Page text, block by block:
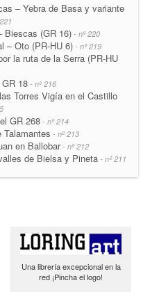
– Yebra de Basa y variante
Biescas (GR 16) - nº 220
– Oto (PR-HU 6) - nº 219
la ruta de la Serra (PR-HU
18 - nº 216
Torres Vigía en el Castillo
GR 268 - nº 214
Talamantes - nº 213
en Ballobar- nº 212
de Bielsa y Pineta - nº 211
Una librería excepcional en la
red ¡Pincha el logo!